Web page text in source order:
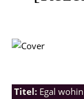
Titel: Egal wohin